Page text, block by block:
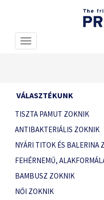
VÁLASZTÉKUNK
TISZTA PAMUT ZOKNIK
ANTIBAKTERIÁLIS ZOKNIK
NYÁRI TITOK ÉS BALERINA
FEHÉRNEMŰ,
BAMBUSZ ZOKNIK
NŐI ZOKNIK